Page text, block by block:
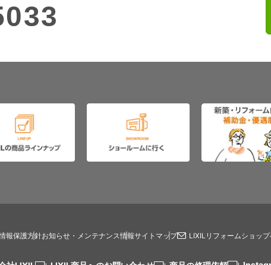
報保護方針お知らせ・メンテナンス情報サイトマップ LIXILリフォームショッ